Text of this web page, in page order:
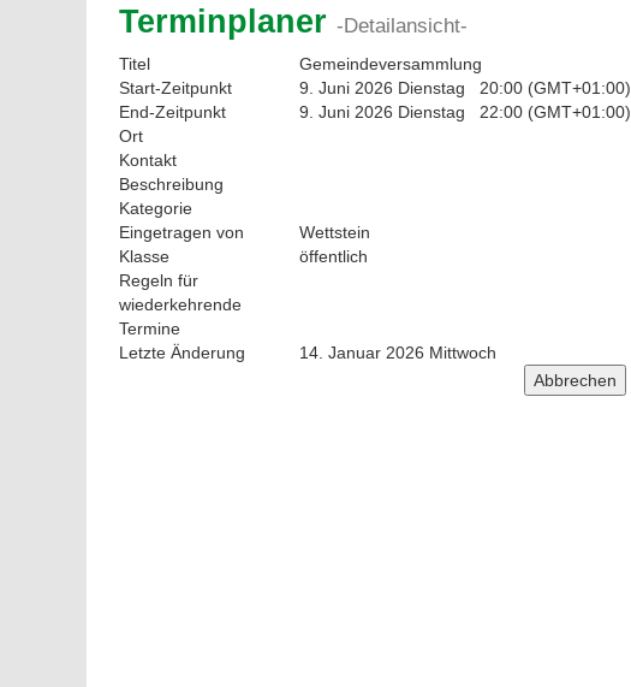
Terminplaner -Detailansicht-
Titel
Gemeindeversammlung
Start-Zeitpunkt
9. Juni 2026 Dienstag 20:00 (GMT+01:00)
End-Zeitpunkt
9. Juni 2026 Dienstag 22:00 (GMT+01:00)
Ort
Kontakt
Beschreibung
Kategorie
Eingetragen von
Wettstein
Klasse
öffentlich
Regeln für
wiederkehrende
Termine
Letzte Änderung
14. Januar 2026 Mittwoch